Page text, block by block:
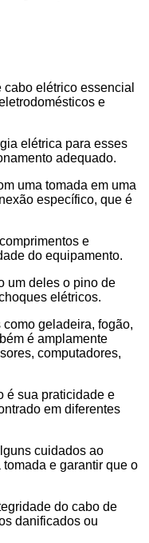
elétrico essencial
e
elétrica para esses
adequado.
uma tomada em uma
específico, que é
e
do equipamento.
um deles o pino de
elétricos.
geladeira, fogão,
é amplamente
computadores,
é sua praticidade e
em diferentes
cuidados ao
e garantir que o
do cabo de
danificados ou